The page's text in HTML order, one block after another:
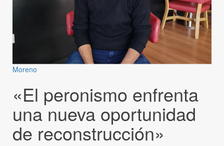
Moreno
«El peronismo enfrenta
una nueva oportunidad
de reconstrucción»